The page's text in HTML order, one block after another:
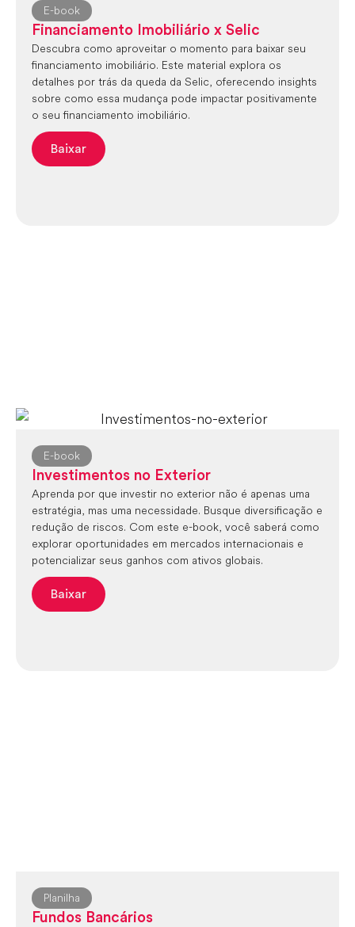
E-book
Financiamento Imobiliário x Selic
Descubra como aproveitar o momento para baixar seu
financiamento imobiliário. Este material explora os
detalhes por trás da queda da Selic, oferecendo insights
sobre como essa mudança pode impactar positivamente
o seu financiamento imobiliário.
Baixar
E-book
Investimentos no Exterior
Aprenda por que investir no exterior não é apenas uma
estratégia, mas uma necessidade. Busque diversificação e
redução de riscos. Com este e-book, você saberá como
explorar oportunidades em mercados internacionais e
potencializar seus ganhos com ativos globais.
Baixar
Planilha
Fundos Bancários